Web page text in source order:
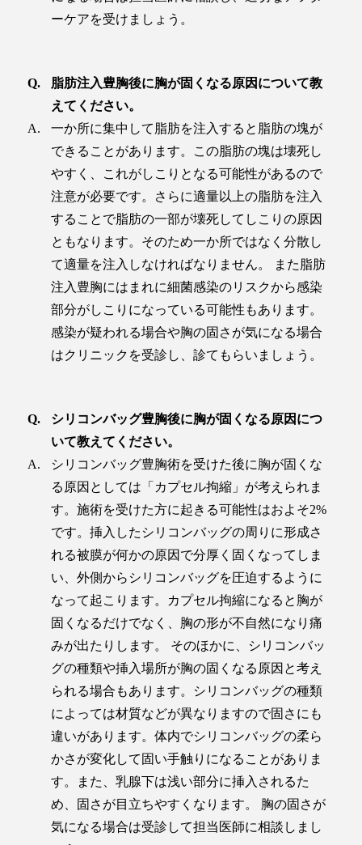
ーケアを受けましょう。
脂肪注入豊胸後に胸が固くなる原因について教
えてください。
一か所に集中して脂肪を注入すると脂肪の塊が
できることがあります。この脂肪の塊は壊死し
やすく、これがしこりとなる可能性があるので
注意が必要です。さらに適量以上の脂肪を注入
することで脂肪の一部が壊死してしこりの原因
ともなります。そのため一か所ではなく分散し
て適量を注入しなければなりません。 また脂肪
注入豊胸にはまれに細菌感染のリスクから感染
部分がしこりになっている可能性もあります。
感染が疑われる場合や胸の固さが気になる場合
はクリニックを受診し、診てもらいましょう。
シリコンバッグ豊胸後に胸が固くなる原因につ
いて教えてください。
シリコンバッグ豊胸術を受けた後に胸が固くな
る原因としては「カプセル拘縮」が考えられま
す。施術を受けた方に起きる可能性はおよそ2%
です。挿入したシリコンバッグの周りに形成さ
れる被膜が何かの原因で分厚く固くなってしま
い、外側からシリコンバッグを圧迫するように
なって起こります。カプセル拘縮になると胸が
固くなるだけでなく、胸の形が不自然になり痛
みが出たりします。 そのほかに、シリコンバッ
グの種類や挿入場所が胸の固くなる原因と考え
られる場合もあります。シリコンバッグの種類
によっては材質などが異なりますので固さにも
違いがあります。体内でシリコンバッグの柔ら
かさが変化して固い手触りになることがありま
す。また、乳腺下は浅い部分に挿入されるた
め、固さが目立ちやすくなります。 胸の固さが
気になる場合は受診して担当医師に相談しまし